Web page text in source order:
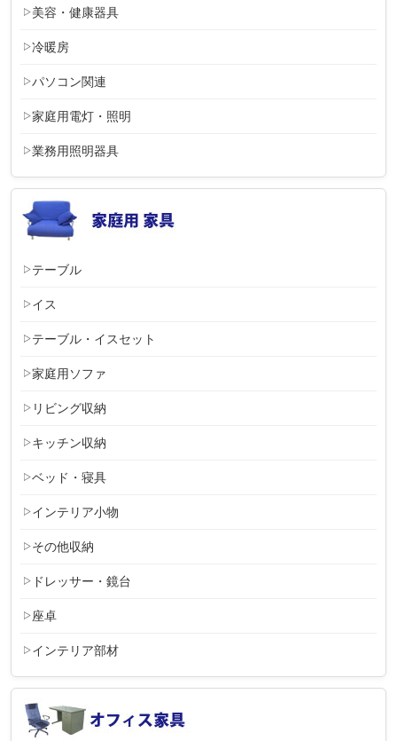
美容・健康器具
冷暖房
パソコン関連
家庭用電灯・照明
業務用照明器具
テーブル
イス
テーブル・イスセット
家庭用ソファ
リビング収納
キッチン収納
ベッド・寝具
インテリア小物
その他収納
ドレッサー・鏡台
座卓
インテリア部材